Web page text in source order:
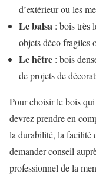
d’extérieur ou les
Le balsa : bois très
objets déco fragiles
Le hêtre : bois
de projets de
Pour choisir le bois
devrez prendre en
la durabilité, la facilité
demander conseil
professionnel de la